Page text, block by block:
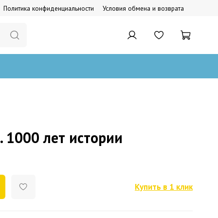
Политика конфиденциальности Условия обмена и возврата
1000 лет истории
Купить в 1 клик